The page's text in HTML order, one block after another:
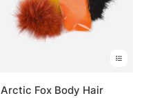
Arctic Fox Body Hair